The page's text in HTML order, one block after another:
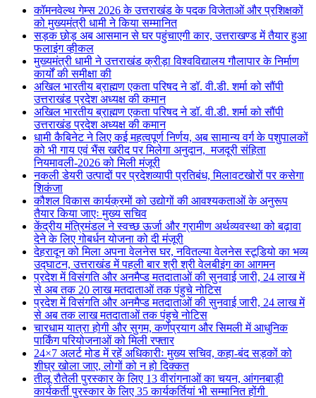
कॉमनवेल्थ गेम्स 2026 के उत्तराखंड के पदक विजेताओं और प्रशिक्षकों
को मुख्यमंत्री धामी ने किया सम्मानित
सड़क छोड़ अब आसमान से घर पहुंचाएगी कार, उत्तराखण्ड में तैयार हुआ
फलाइंग व्हीकल
मुख्यमंत्री धामी ने उत्तराखंड क्रीड़ा विश्वविद्यालय गौलापार के निर्माण
कार्यों की समीक्षा की
अखिल भारतीय ब्राह्मण एकता परिषद ने डॉ. वी.डी. शर्मा को सौंपी
उत्तराखंड प्रदेश अध्यक्ष की कमान
अखिल भारतीय ब्राह्मण एकता परिषद ने डॉ. वी.डी. शर्मा को सौंपी
उत्तराखंड प्रदेश अध्यक्ष की कमान
धामी कैबिनेट ने लिए कई महत्वपूर्ण निर्णय, अब सामान्य वर्ग के पशुपालकों
को भी गाय एवं भैंस खरीद पर मिलेगा अनुदान, मजदूरी संहिता
नियमावली-2026 को मिली मंजूरी
नकली डेयरी उत्पादों पर प्रदेशव्यापी प्रतिबंध, मिलावटखोरों पर कसेगा
शिकंजा
कौशल विकास कार्यक्रमों को उद्योगों की आवश्यकताओं के अनुरूप
तैयार किया जाएः मुख्य सचिव
केंद्रीय मंत्रिमंडल ने स्वच्छ ऊर्जा और ग्रामीण अर्थव्यवस्था को बढ़ावा
देने के लिए गोबर्धन योजना को दी मंजूरी
देहरादून को मिला अपना वेलनेस घर, नवितल्या वेलनेस स्टूडियो का भव्य
उद्घाटन, उत्तराखंड में पहली बार श्री श्री वेलबीइंग का आगमन
प्रदेश में विसंगति और अनमैप्ड मतदाताओं की सुनवाई जारी, 24 लाख में
से अब तक 20 लाख मतदाताओं तक पंहुचे नोटिस
प्रदेश में विसंगति और अनमैप्ड मतदाताओं की सुनवाई जारी, 24 लाख में
से अब तक लाख मतदाताओं तक पंहुचे नोटिस
चारधाम यात्रा होगी और सुगम, कर्णप्रयाग और सिमली में आधुनिक
पार्किंग परियोजनाओं को मिली रफ्तार
24×7 अलर्ट मोड में रहें अधिकारीः मुख्य सचिव, कहा-बंद सड़कों को
शीघ्र खोला जाए, लोगों को न हो दिक्कत
तीलू रौतेली पुरस्कार के लिए 13 वीरांगनाओं का चयन, आंगनबाड़ी
कार्यकर्ती पुरस्कार के लिए 35 कार्यकर्तियां भी सम्मानित होंगी